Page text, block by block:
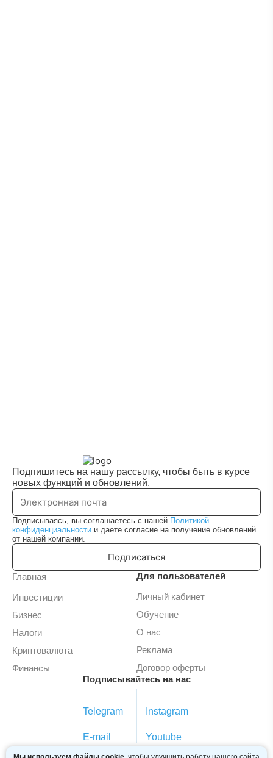
Подпишитесь на нашу рассылку, чтобы быть в курсе
новых функций и обновлений.
Подписаться
Подписываясь, вы соглашаетесь с нашей Политикой
конфиденциальности и даете согласие на получение обновлений
от нашей компании.
Главная Для пользователей
Инвестиции
Личный кабинет
Бизнес
Обучение
Налоги
О нас
Криптовалюта
Реклама
Финансы
Договор оферты
Подписывайтесь на нас
Telegram Instagram
E-mail Youtube